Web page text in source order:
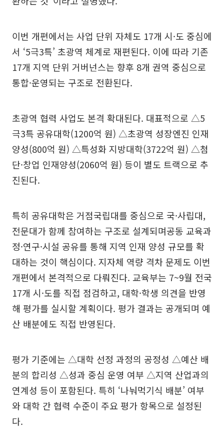
이번 개편에서는 사업 단위 자체도 17개 시·도 중심에
서 ‘5극3특’ 초광역 체계로 재편된다. 이에 따라 기존
17개 지역 단위 거버넌스는 향후 8개 권역 중심으로
통합·운영되는 구조로 전환된다.
초광역 협력 사업도 본격 확대된다. 대표적으로 △5
극3특 공유대학(1200억 원) △초광역 성장엔진 인재
양성(800억 원) △특성화 지방대학(3722억 원) △첨
단·창업 인재양성(2060억 원) 등이 별도 트랙으로 추
진된다.
특히 공유대학은 거점국립대를 중심으로 국·사립대,
전문대가 함께 참여하는 구조로 설계되며공동 교육과
정·연구·시설 공유를 통해 지역 인재 양성 규모를 확
대하는 것이 핵심이다. 지자체 역량 격차 문제도 이번
개편에서 본격적으로 다뤄진다. 교육부는 7~9월 전국
17개 시·도를 직접 점검하고, 대학·학생 의견을 반영
해 평가를 실시할 계획이다. 평가 결과는 공개되며 예
산 배분에도 직접 반영된다.
평가 기준에는 △대학 선정 과정의 공정성 △예산 배
분의 합리성 △성과 중심 운영 여부 △지역 산업과의
연계성 등이 포함된다. 특히 ‘나눠먹기식 배분’ 여부
와 대학 간 협력 수준이 주요 평가 항목으로 설정된
다.